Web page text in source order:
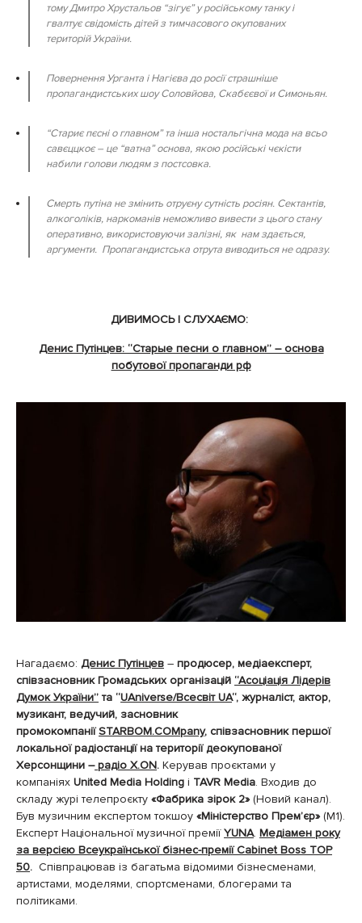
тому Дмитро Хрустальов “зігує” у російському танку і
гвалтує свідомість дітей з тимчасового окупованих
територій України.
Повернення Урганта і Нагієва до росії страшніше
пропагандистських шоу Соловйова, Скабєєвої и Симоньян.
“Стариє пєсні о главном” та інша ностальгічна мода на всьо
савєццкоє – це “ватна” основа, якою російські чєкісти
набили голови людям з постсовка.
Смерть путіна не змінить отруєну сутність росіян. Сектантів,
алкоголіків, наркоманів неможливо вивести з цього стану
оперативно, використовуючи залізні, як нам здається,
аргументи. Пропагандистська отрута виводиться не одразу.
ДИВИМОСЬ І СЛУХАЄМО:
Денис Путінцев: “Старые песни о главном” – основа
побутової пропаганди рф
Нагадаємо: Денис Путінцев – продюсер, медіаексперт,
співзасновник Громадських організацій “Асоціація Лідерів
Думок України” та “UAniverse/Всесвіт UA“, журналіст, актор,
музикант, ведучий, засновник
промокомпаніїSTARBOM.COMpany, співзасновник першої
локальної радіостанції на території деокупованої
Херсонщини –радіо X.ON. Керував проєктами у
компаніях United Media Holding і TAVR Media. Входив до
складу журі телепроєкту «Фабрика зірок 2»(Новий канал).
Був музичним експертом токшоу «Міністерство Прем’єр»(М1).
Експерт Національної музичної преміїYUNA. Медіамен року
за версією Всеукраїнської бізнес-премії Cabinet Boss TOP
50. Співпрацював із багатьма відомими бізнесменами,
артистами, моделями, спортсменами, блогерами та
політиками.